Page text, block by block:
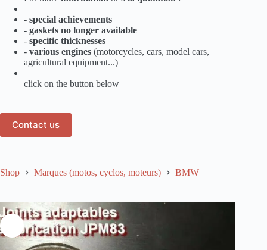
Shop Marques (motos, cyclos, moteurs) BMW
- special achievements
- gaskets no longer available
- specific thicknesses
- various engines (motorcycles, cars, model cars,
agricultural equipment...)
click on the button below
Contact us